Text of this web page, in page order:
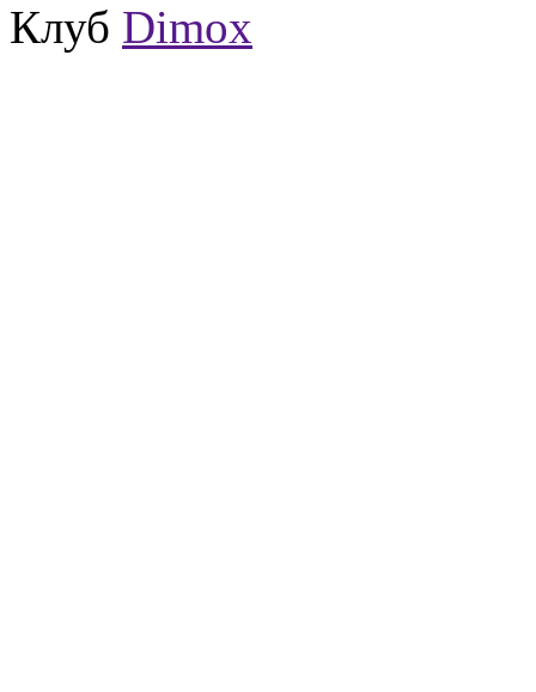
Клуб Dimox